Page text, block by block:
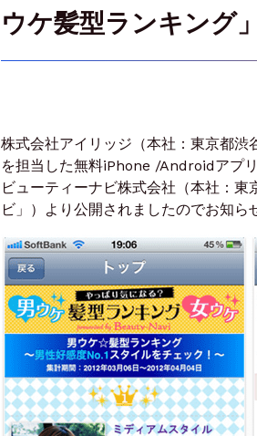
ウケ髪型ランキング
株式会社アイリッジ（本社：東京都
を担当した無料iPhone /Androidアプ
ビューティーナビ株式会社（本社：
ビ」）より公開されましたのでお知ら